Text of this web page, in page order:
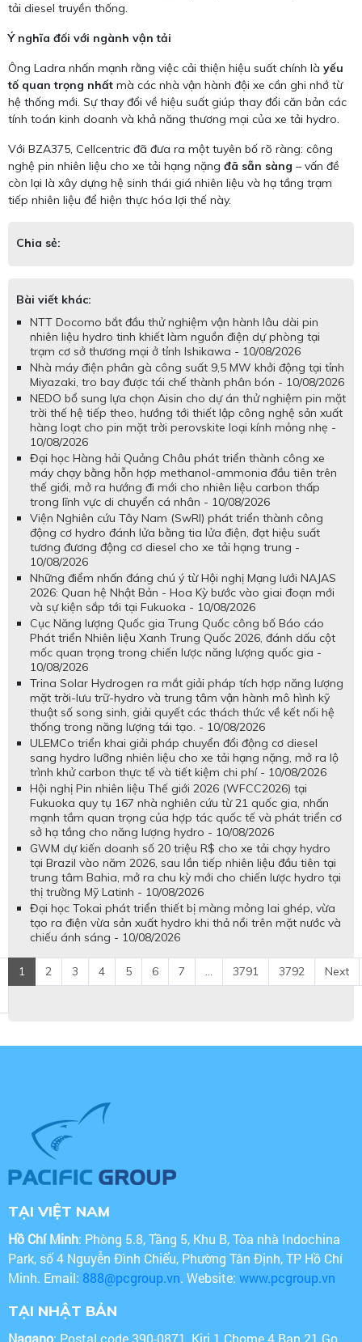
tải diesel truyền thống.
Ý nghĩa đối với ngành vận tải
Ông Ladra nhấn mạnh rằng việc cải thiện hiệu suất chính là yếu
tố quan trọng nhất mà các nhà vận hành đội xe cần ghi nhớ từ
hệ thống mới. Sự thay đổi về hiệu suất giúp thay đổi căn bản các
tính toán kinh doanh và khả năng thương mại của xe tải hydro.
Với BZA375, Cellcentric đã đưa ra một tuyên bố rõ ràng: công
nghệ pin nhiên liệu cho xe tải hạng nặng đã sẵn sàng – vấn đề
còn lại là xây dựng hệ sinh thái giá nhiên liệu và hạ tầng trạm
tiếp nhiên liệu để hiện thực hóa lợi thế này.
Chia sẻ:
Bài viết khác:
NTT Docomo bắt đầu thử nghiệm vận hành lâu dài pin
nhiên liệu hydro tinh khiết làm nguồn điện dự phòng tại
trạm cơ sở thương mại ở tỉnh Ishikawa - 10/08/2026
Nhà máy điện phân gà công suất 9,5 MW khởi động tại tỉnh
Miyazaki, tro bay được tái chế thành phân bón - 10/08/2026
NEDO bổ sung lựa chọn Aisin cho dự án thử nghiệm pin mặt
trời thế hệ tiếp theo, hướng tới thiết lập công nghệ sản xuất
hàng loạt cho pin mặt trời perovskite loại kính mỏng nhẹ -
10/08/2026
Đại học Hàng hải Quảng Châu phát triển thành công xe
máy chạy bằng hỗn hợp methanol-ammonia đầu tiên trên
thế giới, mở ra hướng đi mới cho nhiên liệu carbon thấp
trong lĩnh vực di chuyển cá nhân - 10/08/2026
Viện Nghiên cứu Tây Nam (SwRI) phát triển thành công
động cơ hydro đánh lửa bằng tia lửa điện, đạt hiệu suất
tương đương động cơ diesel cho xe tải hạng trung -
10/08/2026
Những điểm nhấn đáng chú ý từ Hội nghị Mạng lưới NAJAS
2026: Quan hệ Nhật Bản - Hoa Kỳ bước vào giai đoạn mới
và sự kiện sắp tới tại Fukuoka - 10/08/2026
Cục Năng lượng Quốc gia Trung Quốc công bố Báo cáo
Phát triển Nhiên liệu Xanh Trung Quốc 2026, đánh dấu cột
mốc quan trọng trong chiến lược năng lượng quốc gia -
10/08/2026
Trina Solar Hydrogen ra mắt giải pháp tích hợp năng lượng
mặt trời-lưu trữ-hydro và trung tâm vận hành mô hình kỹ
thuật số song sinh, giải quyết các thách thức về kết nối hệ
thống trong năng lượng tái tạo. - 10/08/2026
ULEMCo triển khai giải pháp chuyển đổi động cơ diesel
sang hydro lưỡng nhiên liệu cho xe tải hạng nặng, mở ra lộ
trình khử carbon thực tế và tiết kiệm chi phí - 10/08/2026
Hội nghị Pin nhiên liệu Thế giới 2026 (WFCC2026) tại
Fukuoka quy tụ 167 nhà nghiên cứu từ 21 quốc gia, nhấn
mạnh tầm quan trọng của hợp tác quốc tế và phát triển cơ
sở hạ tầng cho năng lượng hydro - 10/08/2026
GWM dự kiến doanh số 20 triệu R$ cho xe tải chạy hydro
tại Brazil vào năm 2026, sau lần tiếp nhiên liệu đầu tiên tại
trung tâm Bahia, mở ra chu kỳ mới cho chiến lược hydro tại
thị trường Mỹ Latinh - 10/08/2026
Đại học Tokai phát triển thiết bị màng mỏng lai ghép, vừa
tạo ra điện vừa sản xuất hydro khi thả nổi trên mặt nước và
chiếu ánh sáng - 10/08/2026
1 2 3 4 5 6 7 ... 3791 3792 Next
TẠI VIỆT NAM
Hồ Chí Minh: Phòng 5.8, Tầng 5, Khu B, Tòa nhà Indochina
Park, số 4 Nguyễn Đình Chiểu, Phường Tân Định, TP Hồ Chí
Minh. Email: 888@pcgroup.vn. Website: www.pcgroup.vn
TẠI NHẬT BẢN